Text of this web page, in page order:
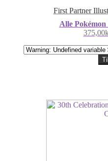
First Partner
Alle
375,00